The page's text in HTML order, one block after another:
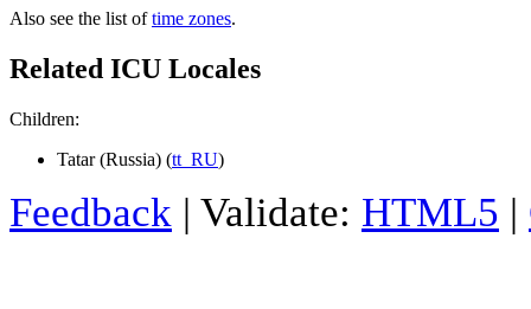
Also see the list oftime zones.
Related ICU Locales
Children:
Tatar (Russia) (tt_RU)
Feedback | Validate: HTML5 |